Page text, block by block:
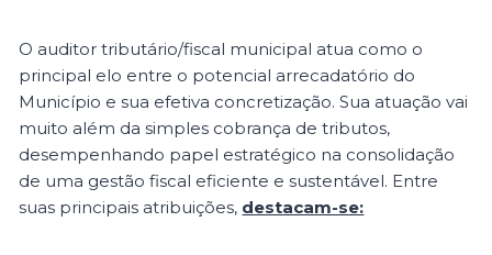
O auditor tributário/fiscal municipal atua como o
principal elo entre o potencial arrecadatório do
Município e sua efetiva concretização. Sua atuação vai
muito além da simples cobrança de tributos,
desempenhando papel estratégico na consolidação
de uma gestão fiscal eficiente e sustentável. Entre
suas principais atribuições, destacam-se: